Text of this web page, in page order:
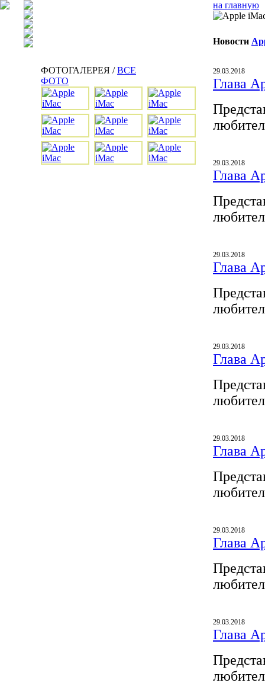
ФОТОГАЛЕРЕЯ /ВСЕ
ФОТО
на главную
Новости
29.03.2018
Глава
29.03.2018
Глава
29.03.2018
Глава
29.03.2018
Глава
29.03.2018
Глава
29.03.2018
Глава
29.03.2018
Глава